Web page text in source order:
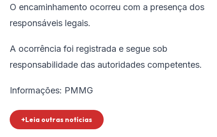
O encaminhamento ocorreu com a presença dos
responsáveis legais.
A ocorrência foi registrada e segue sob
responsabilidade das autoridades competentes.
Informações: PMMG
+Leia outras notícias